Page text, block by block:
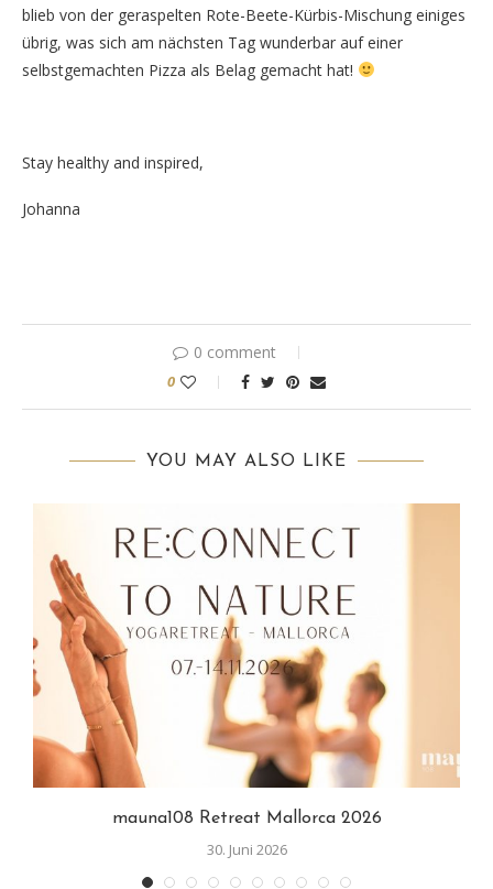
blieb von der geraspelten Rote-Beete-Kürbis-Mischung einiges
übrig, was sich am nächsten Tag wunderbar auf einer
selbstgemachten Pizza als Belag gemacht hat!
Stay healthy and inspired,
Johanna
0 comment
0
YOU MAY ALSO LIKE
mauna108 Retreat Mallorca 2026
30. Juni 2026